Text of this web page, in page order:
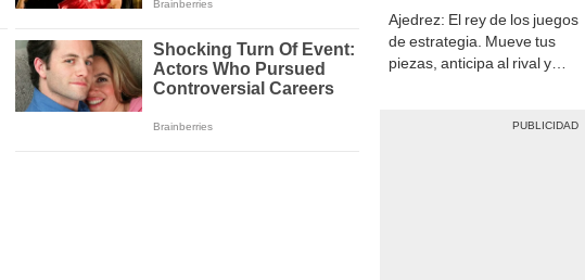
Ajedrez: El rey de los juegos
de estrategia. Mueve tus
piezas, anticipa al rival y